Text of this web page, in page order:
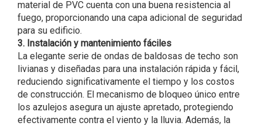
material de PVC cuenta con una buena resistencia al
fuego, proporcionando una capa adicional de seguridad
para su edificio.
3. Instalación y mantenimiento fáciles
La elegante serie de ondas de baldosas de techo son
livianas y diseñadas para una instalación rápida y fácil,
reduciendo significativamente el tiempo y los costos
de construcción. El mecanismo de bloqueo único entre
los azulejos asegura un ajuste apretado, protegiendo
efectivamente contra el viento y la lluvia. Además, la